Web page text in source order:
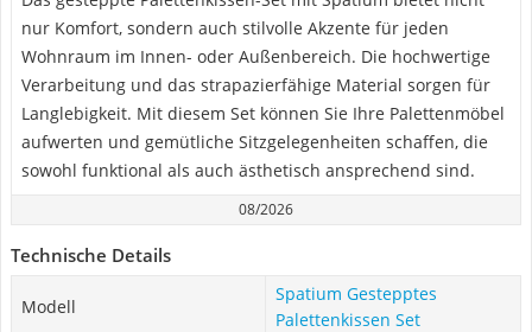
nur Komfort, sondern auch stilvolle Akzente für jeden
Wohnraum im Innen- oder Außenbereich. Die hochwertige
Verarbeitung und das strapazierfähige Material sorgen für
Langlebigkeit. Mit diesem Set können Sie Ihre Palettenmöbel
aufwerten und gemütliche Sitzgelegenheiten schaffen, die
sowohl funktional als auch ästhetisch ansprechend sind.
08/2026
Technische Details
Modell
Spatium Gestepptes
Palettenkissen Set